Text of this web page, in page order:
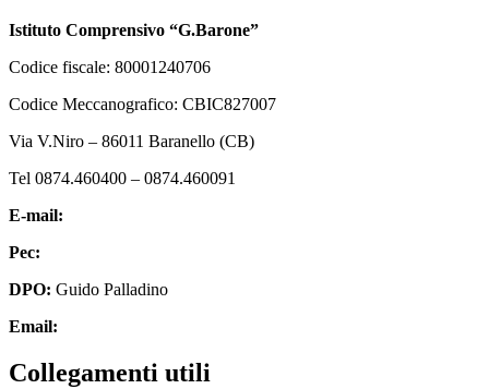
Istituto Comprensivo “G.Barone”
Codice fiscale: 80001240706
Codice Meccanografico: CBIC827007
Via V.Niro – 86011 Baranello (CB)
Tel 0874.460400 – 0874.460091
E-mail:
Pec:
DPO: Guido Palladino
Email:
Collegamenti utili